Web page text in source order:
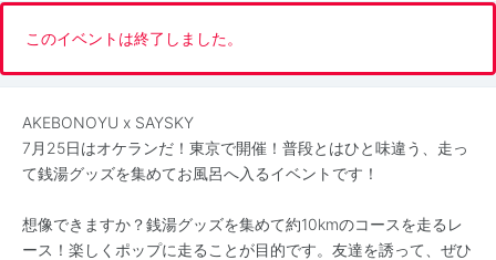
このイベントは終了しました。
AKEBONOYU x SAYSKY
7月25日はオケランだ！東京で開催！普段とはひと味違う、走っ
て銭湯グッズを集めてお風呂へ入るイベントです！
想像できますか？銭湯グッズを集めて約10kmのコースを走るレ
ース！楽しくポップに走ることが目的です。友達を誘って、ぜひ